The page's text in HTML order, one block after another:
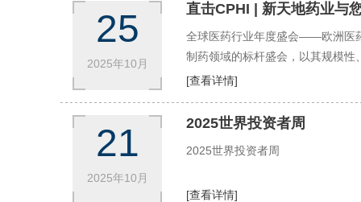
25
2025年10月
直击CPHI | 新天地药业与
全球医药行业年度盛会——欧洲医
制药领域的标杆盛会，以其规模性
与全球行业伙伴共话合作，共谋
[查看详情]
21
2025年10月
2025世界投资者周
2025世界投资者周
[查看详情]